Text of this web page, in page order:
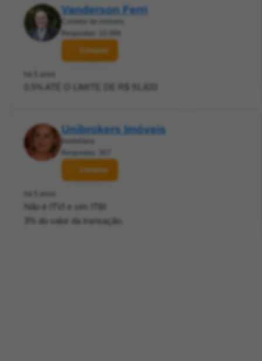
Vanderson Ferri
Corretor de imóveis
Respostas: 10.068
Contatar
há 5 anos
0.5% ATÉ O LIMITE DE R$ 91.820
Unibrokers Imóveis
Imobiliária
Respostas: 307
Contatar
há 5 anos
Não é ITVI e sim ITBI
3% do valor da transação.